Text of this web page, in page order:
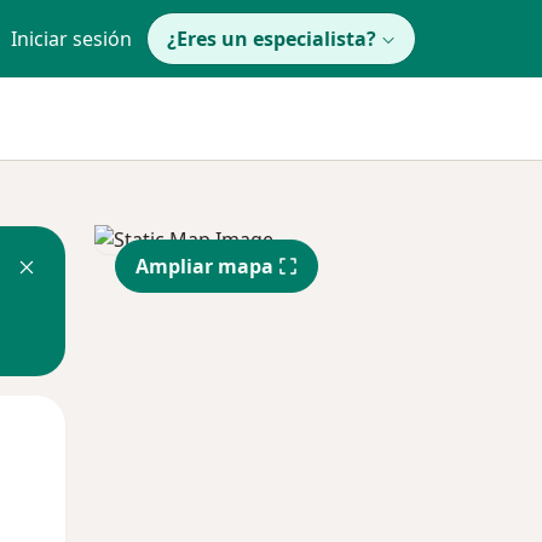
Iniciar sesión ¿Eres un especialista?
Ampliar mapa